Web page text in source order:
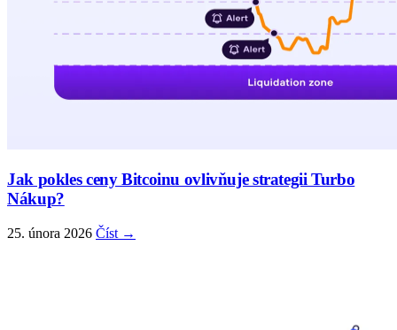
Jak pokles ceny Bitcoinu ovlivňuje strategii Turbo
Nákup?
25. února 2026 Číst →